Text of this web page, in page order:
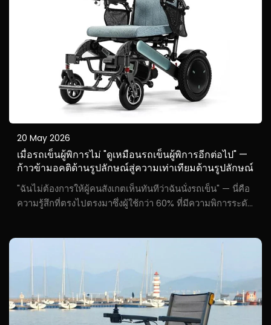
20 May 2026
เมื่อรถเข็นผู้พิการไม่ "ดูเหมือนรถเข็นผู้พิการอีกต่อไป" —
ก้าวข้ามอคติด้านรูปลักษณ์สู่ความเท่าเทียมด้านรูปลักษณ์
"ฉันไม่ต้องการให้ผู้คนสังเกตเห็นทันทีว่าฉันนั่งรถเข็น" — นี่คือ
ความรู้สึกที่ตรงไปตรงมาซึ่งผู้ใช้กว่า 60% ที่มีความพิการระดับ